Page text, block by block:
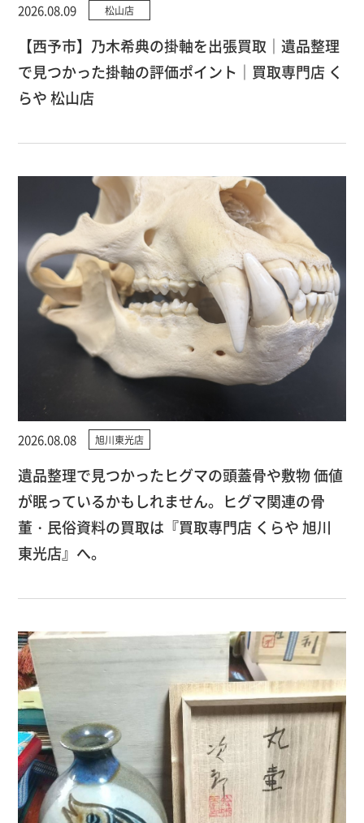
2026.08.09 松山店
【西予市】乃木希典の掛軸を出張買取｜遺品整理
で見つかった掛軸の評価ポイント｜買取専門店 く
らや 松山店
2026.08.08 旭川東光店
遺品整理で見つかったヒグマの頭蓋骨や敷物 価値
が眠っているかもしれません。ヒグマ関連の骨
董・民俗資料の買取は『買取専門店 くらや 旭川
東光店』へ。